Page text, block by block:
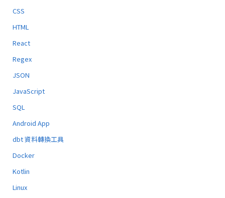
CSS
HTML
React
Regex
JSON
JavaScript
SQL
Android App
dbt 資料轉換工具
Docker
Kotlin
Linux